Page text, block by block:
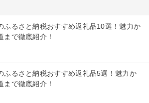
ふるさと納税おすすめ返礼品10選！魅力か
まで徹底紹介！
ふるさと納税おすすめ返礼品5選！魅力か
まで徹底紹介！